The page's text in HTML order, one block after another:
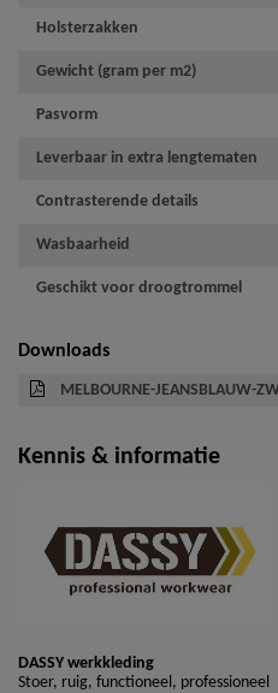
Holsterzakken
Gewicht (gram per m2)
Pasvorm
Leverbaar in extra lengtematen
Contrasterende details
Wasbaarheid
Geschikt voor droogtrommel
Downloads
MELBOURNE-JEANSBLAUW-
Kennis & informatie
DASSY werkkleding
Stoer, ruig, functioneel, professioneel